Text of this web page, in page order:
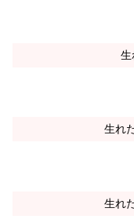
生
生れ
生れ